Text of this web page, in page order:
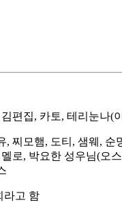
편집, 카토, 테리눈나(
, 찌모햄, 도티, 샘웨, 순
로, 박요한 성우님(오
라고 함